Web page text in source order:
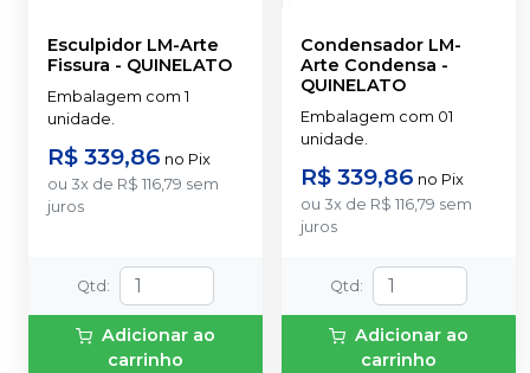
Esculpidor LM-Arte
Fissura - QUINELATO
Embalagem com 1
unidade.
R$ 339,86 no Pix
ou 3x de R$ 116,79 sem
juros
Qtd :
Adicionar ao
carrinho
Condensador LM-
Arte Condensa -
QUINELATO
Embalagem com 01
unidade.
R$ 339,86 no Pix
ou 3x de R$ 116,79 sem
juros
Qtd :
Adicionar ao
carrinho